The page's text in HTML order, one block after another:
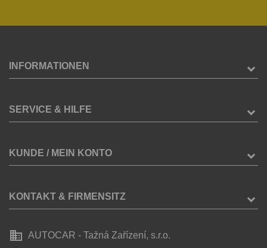
INFORMATIONEN
SERVICE & HILFE
KUNDE / MEIN KONTO
KONTAKT & FIRMENSITZ
business AUTOCAR - Tažná Zařízení, s.r.o.